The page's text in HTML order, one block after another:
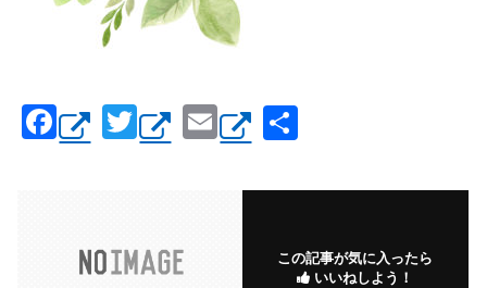
F
a
T
wi
E
m
ail
この記事が気に入ったら
いいねしよう！